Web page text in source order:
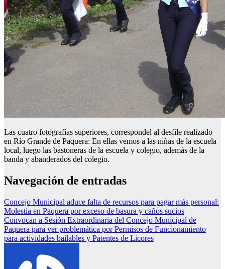
Las cuatro fotografías superiores, correspondel al desfile realizado
en Río Grande de Paquera: En ellas vemos a las niñas de la escuela
local, luego las bastoneras de la escuela y colegio, además de la
banda y abanderados del colegio.
Navegación de entradas
Concejo Municipal aduce falta de recursos para pagar más personal:
Molestia en Paquera por exceso de basura y caños sucios
Convocan a Sesión Extraordinaria del Concejo Municipal de
Paquera para ver problemática por Permisos de Funcionamiento
para actividades bailables y Patentes de Licores